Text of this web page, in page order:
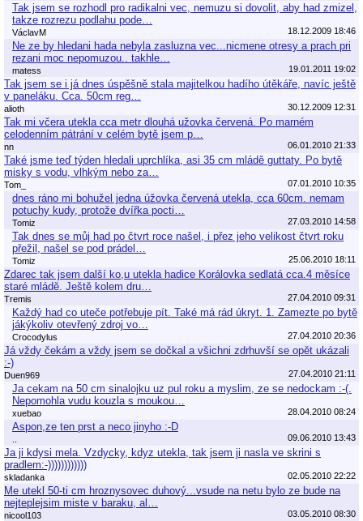
Tak jsem se rozhodl pro radikalni vec, nemuzu si dovolit, aby had zmizel,
takze rozrezu podlahu pode…
VáclavM 18.12.2009 18:46
Ne ze by hledani hada nebyla zasluzna vec...nicmene otresy a prach pri
rezani moc nepomuzou.. takhle…
matess 19.01.2011 19:02
Tak jsem se i já dnes úspěšně stala majitelkou hadího útěkáře, navíc ještě
v paneláku. Cca. 50cm reg…
alioth 30.12.2009 12:31
Tak mi včera utekla cca metr dlouhá užovka červená. Po marném
celodenním pátrání v celém bytě jsem p…
nn 06.01.2010 21:33
Také jsme teď týden hledali uprchlíka, asi 35 cm mládě guttaty. Po bytě
misky s vodu, vlhkým nebo za…
Tom_ 07.01.2010 10:35
dnes ráno mi bohužel jedna úžovka červená utekla, cca 60cm. nemam
potuchy kudy, protože dvířka pocti…
Tomiz 27.03.2010 14:58
Tak dnes se můj had po čtvrt roce našel, i přez jeho velikost čtvrt roku
přežil, našel se pod prádel…
Tomiz 25.06.2010 18:11
Zdarec tak jsem další ko,u utekla hadice Korálovka sedlatá cca.4 měsíce
staré mládě. Ještě kolem dru…
Tremis 27.04.2010 09:31
Každý had co uteče potřebuje pít. Také má rád úkryt. 1. Zamezte po bytě
jákýkoliv otevřený zdroj vo…
Crocodylus 27.04.2010 20:36
Já vždy čekám a vždy jsem se dočkal a všichni zdrhuvší se opět ukázali
:-)
Duen969 27.04.2010 21:11
Ja cekam na 50 cm sinalojku uz pul roku a myslim, ze se nedockam :-(.
Nepomohla vudu kouzla s moukou…
xuebao 28.04.2010 08:24
Aspon,ze ten prst a neco jinyho :-D
09.06.2010 13:43
Ja ji kdysi mela. Vzdycky, kdyz utekla, tak jsem ji nasla ve skrini s
pradlem:-))))))))))))
skladanka 02.05.2010 22:22
Me utekl 50-ti cm hroznysovec duhový...vsude na netu bylo ze bude na
nejteplejsim miste v baraku, al…
nicool103 03.05.2010 08:30